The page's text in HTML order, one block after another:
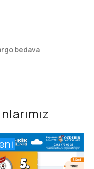
bedava